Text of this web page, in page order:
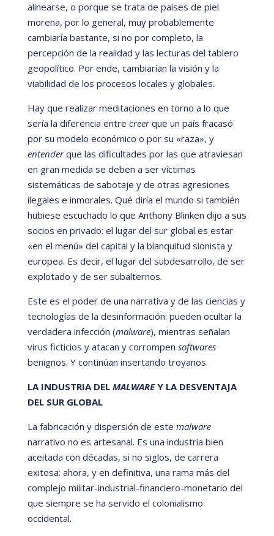
alinearse, o porque se trata de países de piel
morena, por lo general, muy probablemente
cambiaría bastante, si no por completo, la
percepción de la realidad y las lecturas del tablero
geopolítico. Por ende, cambiarían la visión y la
viabilidad de los procesos locales y globales.
Hay que realizar meditaciones en torno a lo que
sería la diferencia entre creerque un país fracasó
por su modelo económico o por su «raza», y
entenderque las dificultades por las que atraviesan
en gran medida se deben a ser víctimas
sistemáticas de sabotaje y de otras agresiones
ilegales e inmorales. Qué diría el mundo si también
hubiese escuchado lo que Anthony Blinken dijo a sus
socios en privado: el lugar del sur global es estar
«en el menú» del capital y la blanquitud sionista y
europea. Es decir, el lugar del subdesarrollo, de ser
explotado y de ser subalternos.
Este es el poder de una narrativa y de las ciencias y
tecnologías de la desinformación: pueden ocultar la
verdadera infección (malware), mientras señalan
virus ficticios y atacan y corrompen softwares
benignos. Y continúan insertando troyanos.
LA INDUSTRIA DEL MALWAREY LA DESVENTAJA
DEL SUR GLOBAL
La fabricación y dispersión de este malware
narrativo no es artesanal. Es una industria bien
aceitada con décadas, si no siglos, de carrera
exitosa: ahora, y en definitiva, una rama más del
complejo militar-industrial-financiero-monetario del
que siempre se ha servido el colonialismo
occidental.